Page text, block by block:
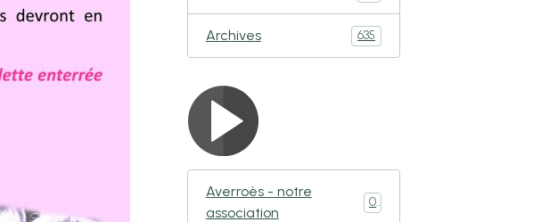
Archives 635
Averroès - notre
association
0